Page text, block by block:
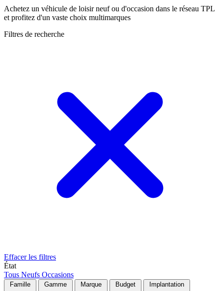
Achetez un véhicule de loisir neuf ou d'occasion dans le réseau TPL
et profitez d'un vaste choix multimarques
Filtres de recherche
Effacer les filtres
État
Tous Neufs Occasions
Famille Gamme Marque Budget Implantation